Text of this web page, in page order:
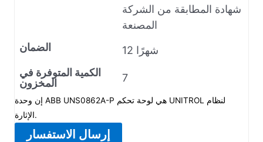
شهادة المطابقة من الشركة
المصنعة
الضمان
12 شهرًا
الكمية المتوفرة في
المخزون
7
إن وحدة ABB UNS0862A-P هي لوحة تحكم UNITROL لنظام
الإثارة.
إرسال الاستفسار